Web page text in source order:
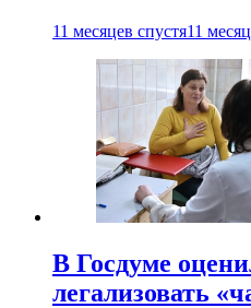
11 месяцев спустя11
В Госдуме
легализовать